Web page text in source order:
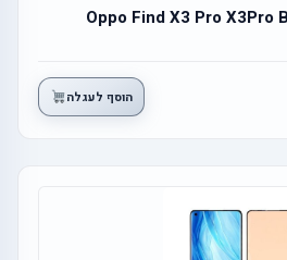
הוסף לעגלה